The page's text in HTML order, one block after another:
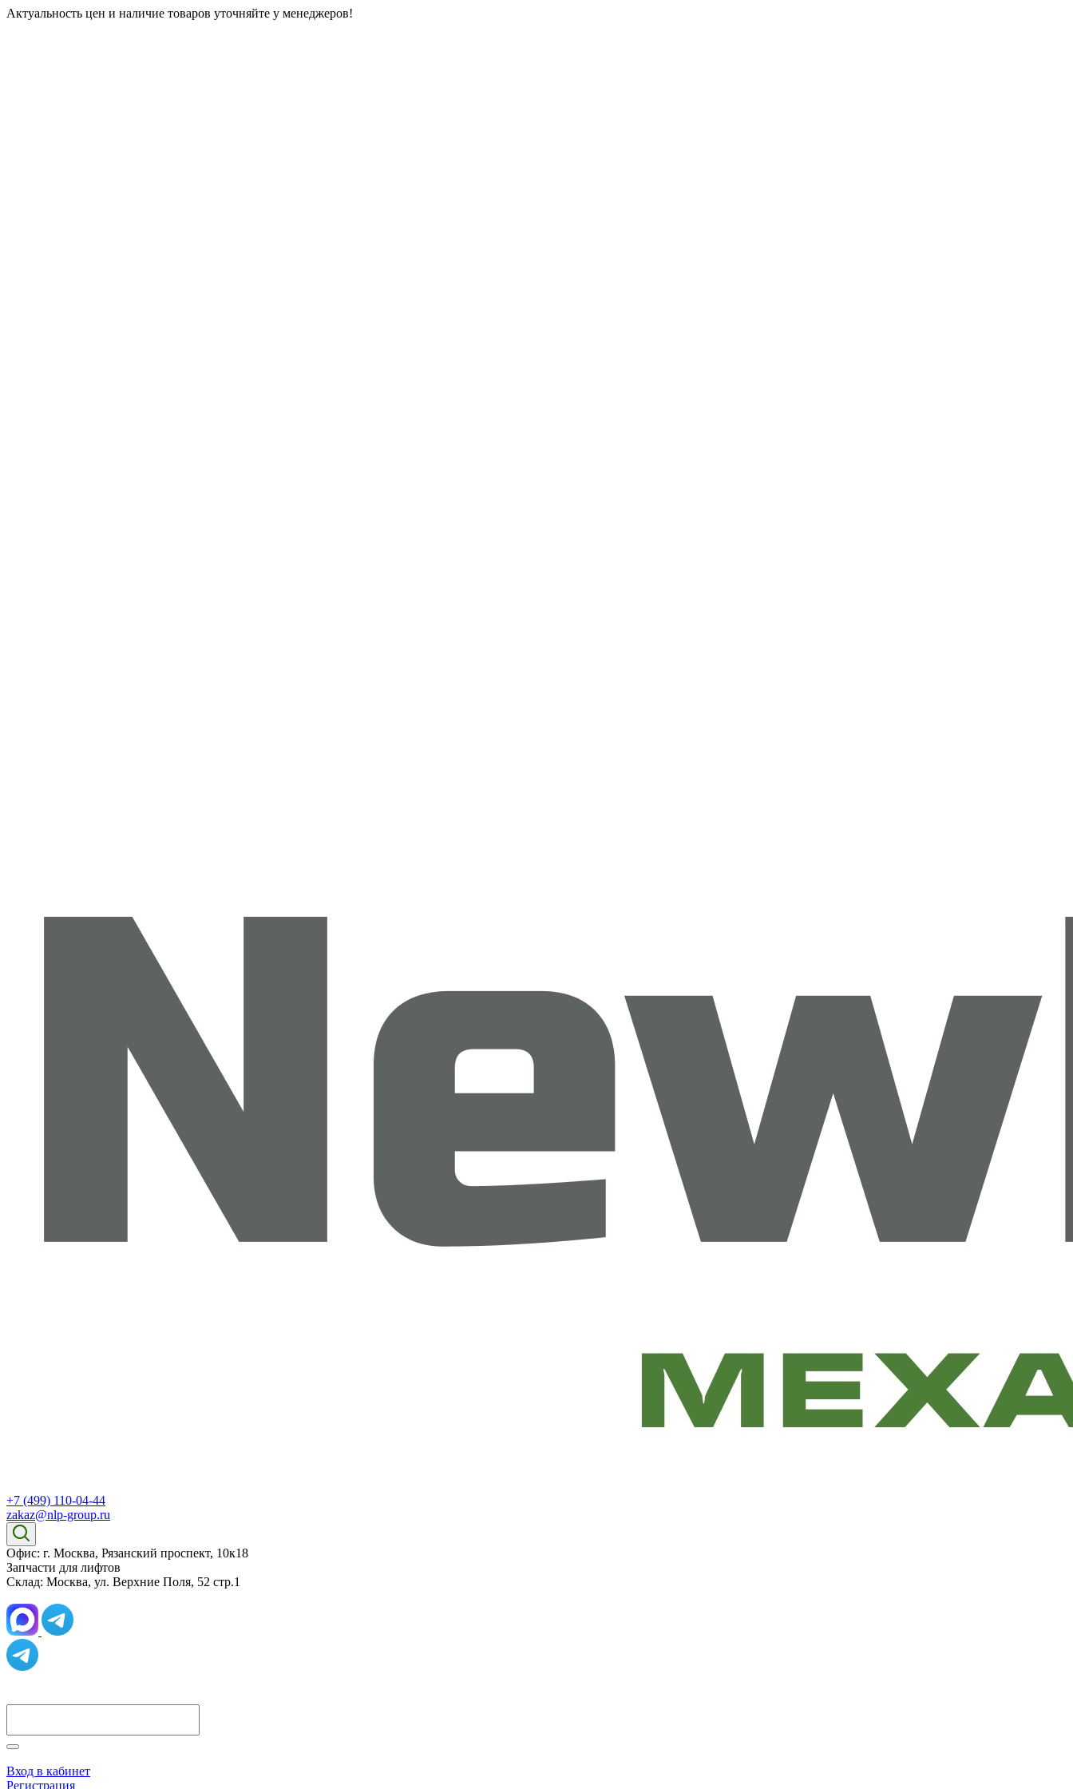
Актуальность цен и наличие товаров уточняйте у менеджеров!
+7 (499) 110-04-44
zakaz@nlp-group.ru
Офис: г. Москва, Рязанский проспект, 10к18
Запчасти для лифтов
Склад: Москва, ул. Верхние Поля, 52 стр.1
Вход в кабинет
Регистрация